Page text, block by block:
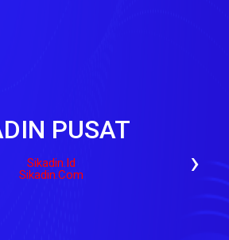
PUSAT
Sikadin.id
Sikadin.com
›